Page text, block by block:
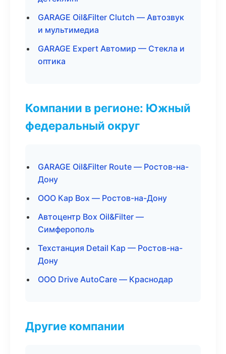
GARAGE Oil&Filter Clutch — Автозвук
и мультимедиа
GARAGE Expert Автомир — Стекла и
оптика
Компании в регионе: Южный
федеральный округ
GARAGE Oil&Filter Route — Ростов-на-
Дону
ООО Кар Box — Ростов-на-Дону
Автоцентр Box Oil&Filter —
Симферополь
Техстанция Detail Кар — Ростов-на-
Дону
ООО Drive AutoCare — Краснодар
Другие компании